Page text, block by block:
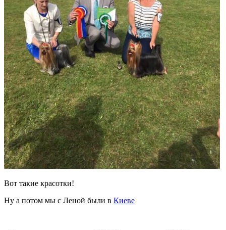
Вот такие красотки!
Ну а потом мы с Леной были в Киеве